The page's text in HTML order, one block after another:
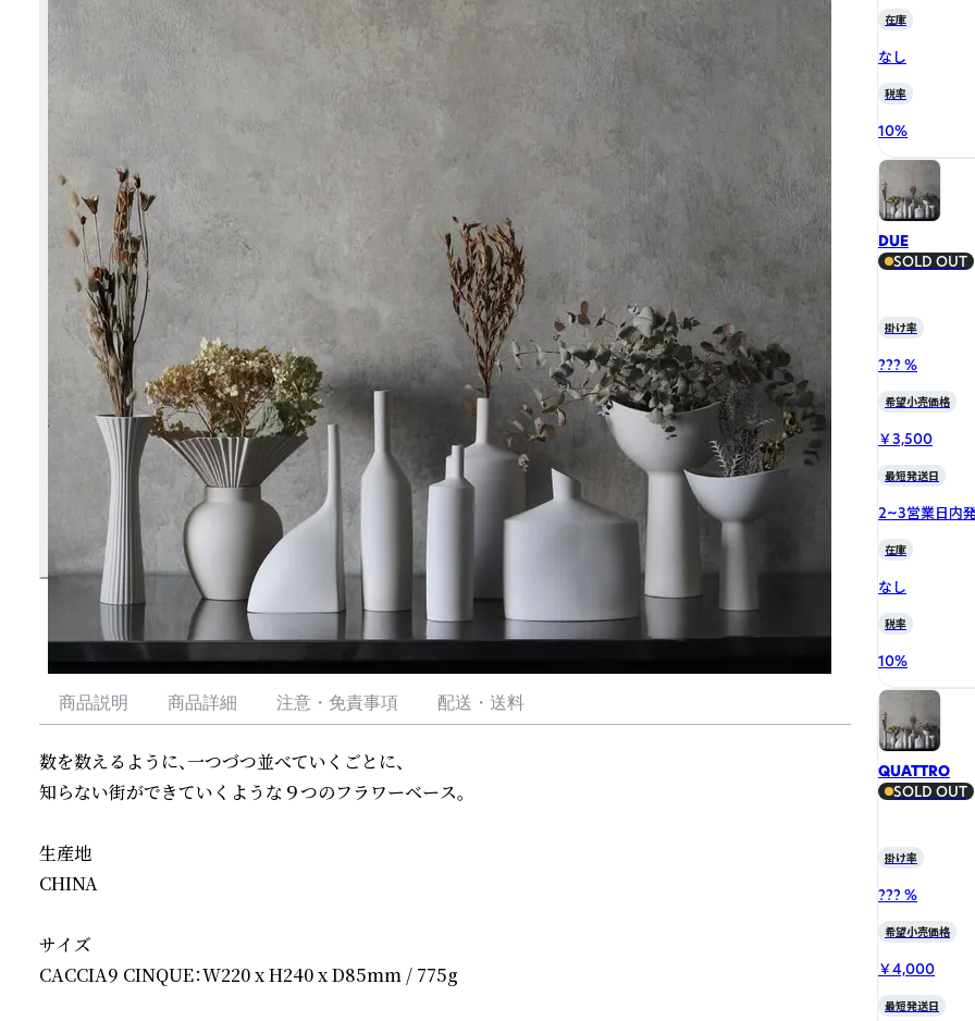
商品説明 商品詳細 注意・免責事項 配送・送料
数を数えるように、一つづつ並べていくごとに、
知らない街ができていくような９つのフラワーベース。
生産地
CHINA
サイズ
CACCIA9 CINQUE：W220 x H240 x D85mm / 775g
在庫
なし
税率
10%
DUE
SOLD OUT
掛け率
??? %
希望小売価格
￥3,500
最短発送日
2~3営業日内
在庫
なし
税率
10%
QUATTRO
SOLD OUT
掛け率
??? %
希望小売価格
￥4,000
最短発送日